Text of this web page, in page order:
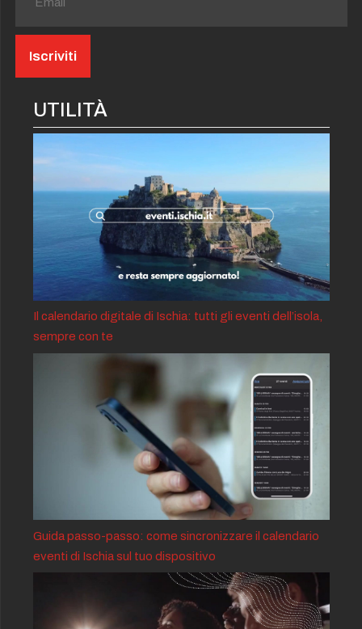
UTILITÀ
Il calendario digitale di Ischia: tutti gli eventi dell’isola,
sempre con te
Guida passo-passo: come sincronizzare il calendario
eventi di Ischia sul tuo dispositivo